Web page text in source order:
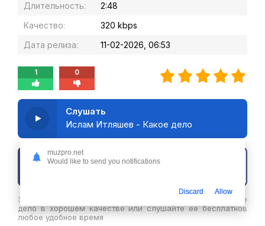
Длительность:
2:48
Качество:
320 kbps
Дата релиза:
11-02-2026, 06:53
1 0
Слушать
Ислам Итляшев - Какое дело
Скачать трек
Здесь вы можете скачать песню Ислам Итляшев - Какое
дело в хорошем качестве или слушайте ее бесплатнов
любое удобное время
muzpro.net
Would like to send you notifications
Discard Allow